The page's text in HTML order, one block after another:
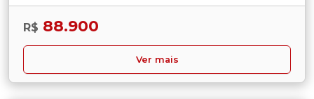
R$ 88.900
Ver mais